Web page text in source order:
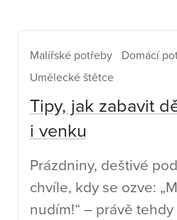
Malířské potřeby
Domácí
Umělecké štětce
Tipy, jak zabavit
i venku
Prázdniny, deštivé
chvíle, kdy se ozve:
nudím!“ – právě